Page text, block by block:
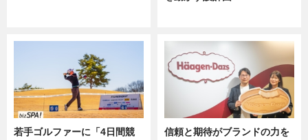
若手ゴルファーに「4日間競
信頼と期待がブランドの力を